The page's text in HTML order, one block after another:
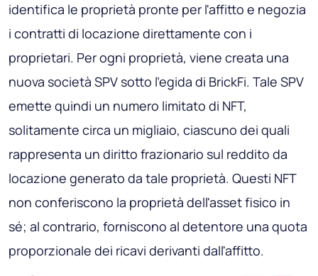
identifica le proprietà pronte per l'affitto e negozia
i contratti di locazione direttamente con i
proprietari. Per ogni proprietà, viene creata una
nuova società SPV sotto l'egida di BrickFi. Tale SPV
emette quindi un numero limitato di NFT,
solitamente circa un migliaio, ciascuno dei quali
rappresenta un diritto frazionario sul reddito da
locazione generato da tale proprietà. Questi NFT
non conferiscono la proprietà dell'asset fisico in
sé; al contrario, forniscono al detentore una quota
proporzionale dei ricavi derivanti dall'affitto.